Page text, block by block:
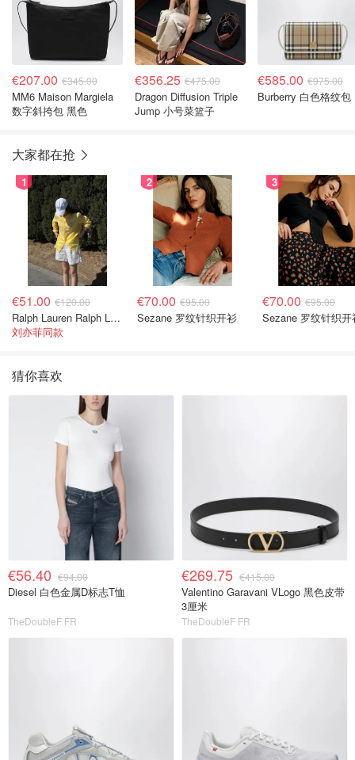
€207.00 €345.00
MM6 Maison Margiela
数字斜挎包 黑色
€356.25 €475.00
Dragon Diffusion Triple
Jump 小号菜篮子
€585.00 €975.00
Burberry 白色格纹包
大家都在抢
1
€51.00 €120.00
Ralph Lauren Ralph Lauren 男童亚麻衬衫
刘亦菲同款
2
€70.00 €95.00
Sezane 罗纹针织开衫
3
€70.00 €95.00
Sezane 罗纹针织开
猜你喜欢
€56.40 €94.00
Diesel 白色金属D标志T恤
TheDoubleF FR
€269.75 €415.00
Valentino Garavani VLogo 黑色皮带
3厘米
TheDoubleF FR